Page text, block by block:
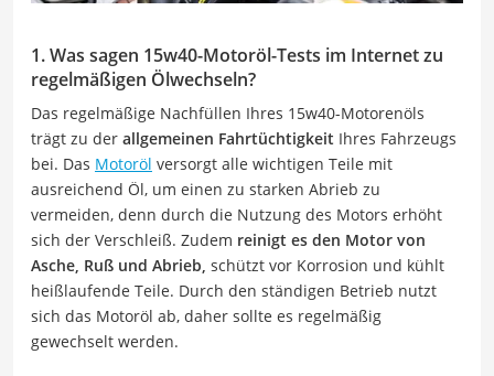
1. Was sagen 15w40-Motoröl-Tests im Internet zu
regelmäßigen Ölwechseln?
Das regelmäßige Nachfüllen Ihres 15w40-Motorenöls
trägt zu der allgemeinen Fahrtüchtigkeit Ihres Fahrzeugs
bei. Das Motoröl versorgt alle wichtigen Teile mit
ausreichend Öl, um einen zu starken Abrieb zu
vermeiden, denn durch die Nutzung des Motors erhöht
sich der Verschleiß. Zudem reinigt es den Motor von
Asche, Ruß und Abrieb, schützt vor Korrosion und kühlt
heißlaufende Teile. Durch den ständigen Betrieb nutzt
sich das Motoröl ab, daher sollte es regelmäßig
gewechselt werden.